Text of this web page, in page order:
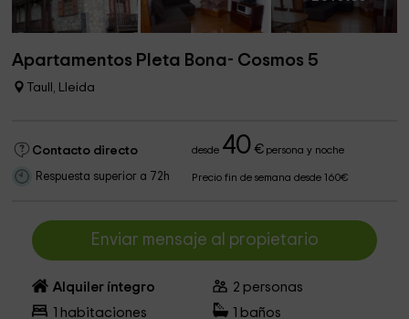
Apartamentos Pleta Bona- Cosmos 5
Taull, Lleida
Contacto directo desde 40 €persona y noche
Respuesta superior a 72h Precio fin de semana desde 160€
Enviar mensaje al propietario
Alquiler íntegro 2 personas
habitaciones baños